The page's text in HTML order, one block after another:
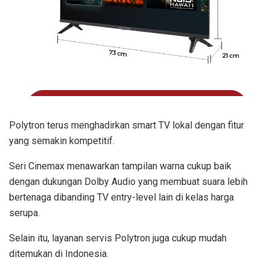
Polytron terus menghadirkan smart TV lokal dengan fitur
yang semakin kompetitif.
Seri Cinemax menawarkan tampilan warna cukup baik
dengan dukungan Dolby Audio yang membuat suara lebih
bertenaga dibanding TV entry-level lain di kelas harga
serupa.
Selain itu, layanan servis Polytron juga cukup mudah
ditemukan di Indonesia.